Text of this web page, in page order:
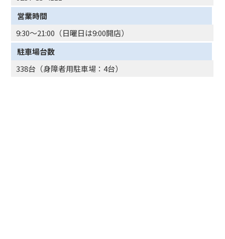
営業時間
9:30～21:00（日曜日は9:00開店）
駐車場台数
338台（身障者用駐車場：4台）